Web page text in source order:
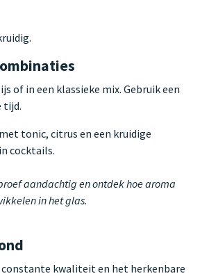
of in een klassieke mix. Gebruik een
tijd.
tonic, citrus en een kruidige
cocktails.
aandachtig en ontdek hoe aroma
in het glas.
kwaliteit en het herkenbare